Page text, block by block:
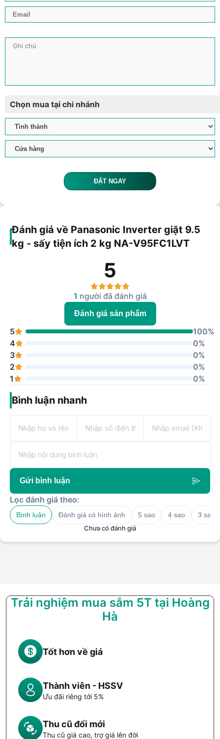
Chọn mua tại chi nhánh
ĐẶT NGAY
Đánh giá về Panasonic Inverter giặt 9.5
kg - sấy tiện ích 2 kg NA-V95FC1LVT
5
1 người đã đánh giá
Đánh giá sản phẩm
5
100%
4
0%
3
0%
2
0%
1
0%
Bình luận nhanh
Gửi bình luận
Lọc đánh giá theo:
Bình luận Đánh giá có hình ảnh 5 sao 4 sao
3 sao
Chưa có đánh giá
Trải nghiệm mua sắm 5T tại Hoàng
Hà
Tốt hơn về giá
Thành viên - HSSV
Ưu đãi riêng tới 5%
Thu cũ đổi mới
Thu cũ giá cao, trợ giá lên đời